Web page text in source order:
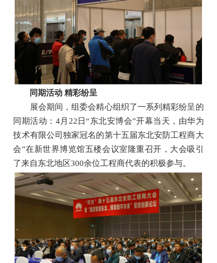
同期活动 精彩纷呈
展会期间，组委会精心组织了一系列精彩纷呈的
同期活动：4月22日“东北安博会”开幕当天，由华为
技术有限公司独家冠名的第十五届东北安防工程商大
会”在新世界博览馆五楼会议室隆重召开，大会吸引
了来自东北地区300余位工程商代表的积极参与。